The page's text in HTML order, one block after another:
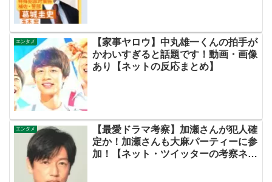
エンタメ
【家事ヤロウ】中丸雄一くんの拍手が
かわいすぎると話題です！動画・画像
あり【ネットの反応まとめ】
エンタメ
【最愛ドラマ考察】加瀬さんが犯人確
定か！加瀬さんも大麻パーティーに参
加！【ネット・ツイッターの考察ネタ